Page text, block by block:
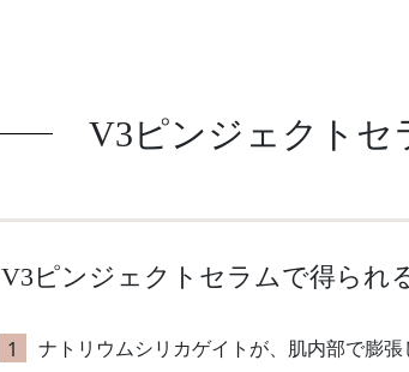
V3ピンジェクトセ
V3ピンジェクトセラムで得られ
ナトリウムシリカゲイトが、肌内部で膨